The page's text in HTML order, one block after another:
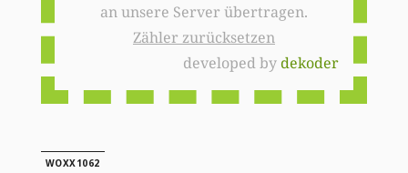
an unsere Server übertragen.
Zähler zurücksetzen
developed bydekoder
WOXX1062